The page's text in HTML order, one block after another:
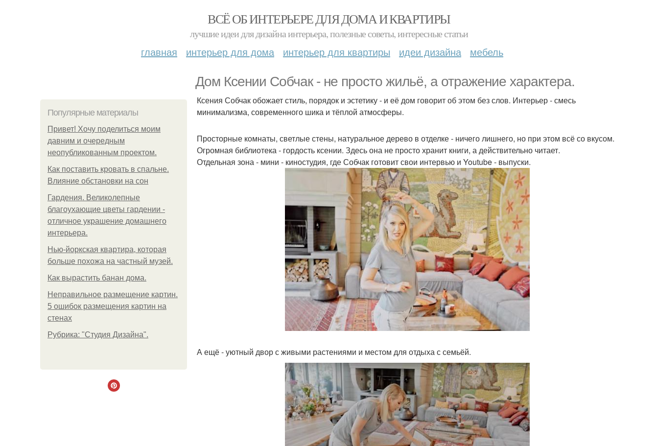
ВСЁ ОБ ИНТЕРЬЕРЕ ДЛЯ ДОМА И КВАРТИРЫ
лучшие идеи для дизайна интерьера, полезные советы, интересные статьи
главная интерьер для дома интерьер для квартиры идеи дизайна мебель
Дом Ксении Собчак - не просто жильё, а отражение характера.
Популярные материалы
Привет! Хочу поделиться моим
давним и очередным
неопубликованным проектом.
Как поставить кровать в спальне.
Влияние обстановки на сон
Гардения. Великолепные
благоухающие цветы гардении -
отличное украшение домашнего
интерьера.
Нью-йоркская квартира, которая
больше похожа на частный музей.
Как вырастить банан дома.
Неправильное размещение картин.
5 ошибок размещения картин на
стенах
Рубрика: "Студия Дизайна".
Ксения Собчак обожает стиль, порядок и эстетику - и её дом говорит об этом без слов. Интерьер - смесь
минимализма, современного шика и тёплой атмосферы.
Просторные комнаты, светлые стены, натуральное дерево в отделке - ничего лишнего, но при этом всё со вкусом.
Огромная библиотека - гордость ксении. Здесь она не просто хранит книги, а действительно читает.
Отдельная зона - мини - киностудия, где Собчак готовит свои интервью и Youtube - выпуски.
А ещё - уютный двор с живыми растениями и местом для отдыха с семьёй.